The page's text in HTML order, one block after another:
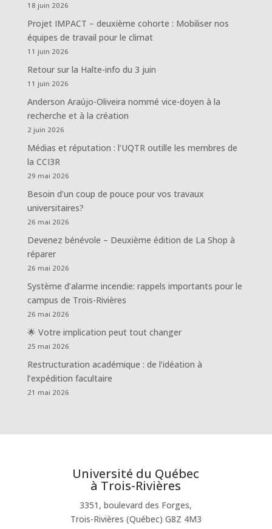
18 juin 2026
Projet IMPACT – deuxième cohorte : Mobiliser nos
équipes de travail pour le climat
11 juin 2026
Retour sur la Halte-info du 3 juin
11 juin 2026
Anderson Araújo-Oliveira nommé vice-doyen à la
recherche et à la création
2 juin 2026
Médias et réputation : l’UQTR outille les membres de
la CCI3R
29 mai 2026
Besoin d’un coup de pouce pour vos travaux
universitaires?
26 mai 2026
Devenez bénévole – Deuxième édition de La Shop à
réparer
26 mai 2026
Système d’alarme incendie: rappels importants pour le
campus de Trois-Rivières
26 mai 2026
🌟 Votre implication peut tout changer
25 mai 2026
Restructuration académique : de l’idéation à
l’expédition facultaire
21 mai 2026
Université du Québec
à Trois-Rivières
3351, boulevard des Forges,
Trois-Rivières (Québec) G8Z 4M3